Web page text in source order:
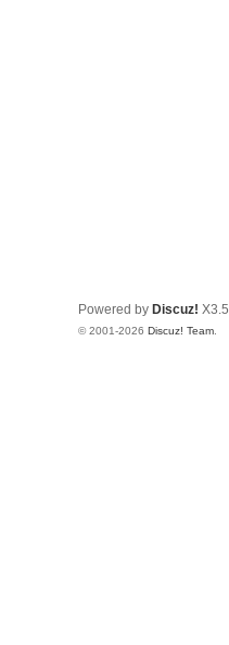
Powered by Discuz! X3.5
© 2001-2026 Discuz! Team